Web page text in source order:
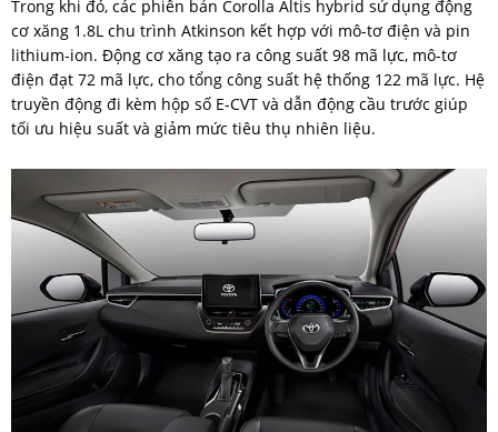
Trong khi đó, các phiên bản Corolla Altis hybrid sử dụng động
cơ xăng 1.8L chu trình Atkinson kết hợp với mô-tơ điện và pin
lithium-ion. Động cơ xăng tạo ra công suất 98 mã lực, mô-tơ
điện đạt 72 mã lực, cho tổng công suất hệ thống 122 mã lực. Hệ
truyền động đi kèm hộp số E-CVT và dẫn động cầu trước giúp
tối ưu hiệu suất và giảm mức tiêu thụ nhiên liệu.